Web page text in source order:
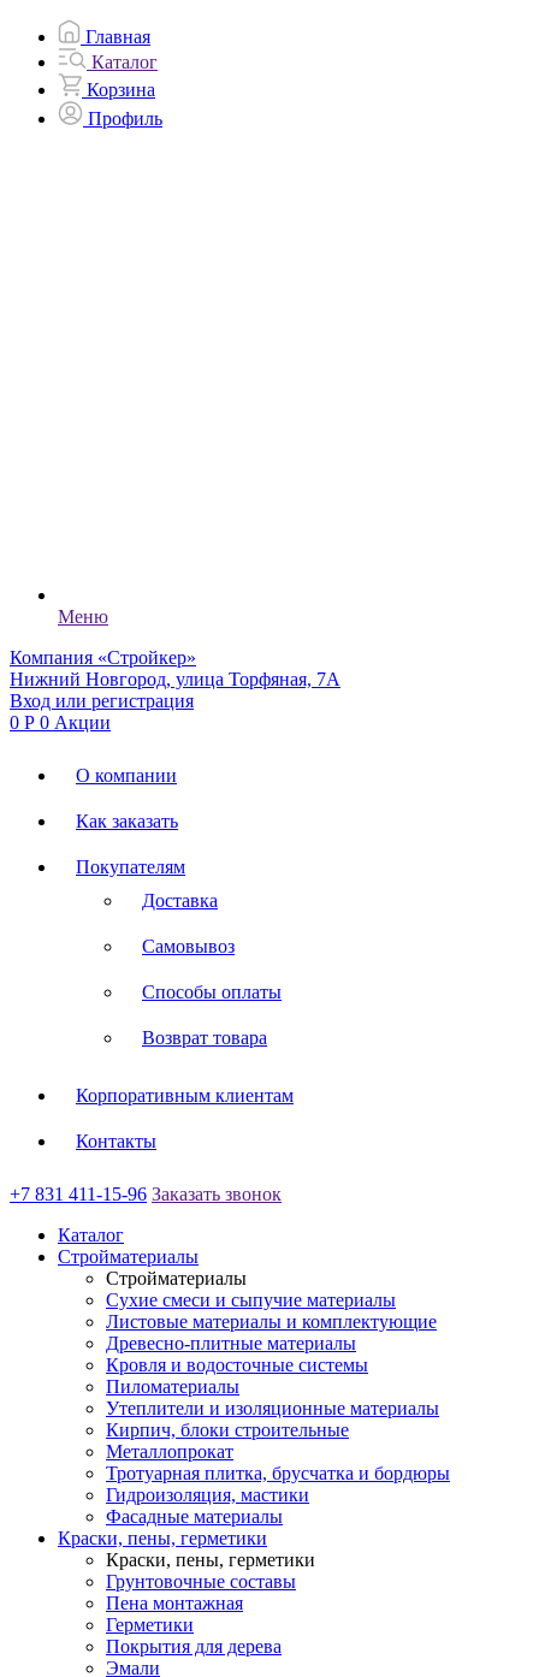
Главная
Каталог
Корзина
Профиль
Меню
Компания «Стройкер»
Нижний Новгород, улица Торфяная, 7А
Вход или регистрация
0 Р 0 Акции
О компании
Как заказать
Покупателям
Доставка
Самовывоз
Способы оплаты
Возврат товара
Корпоративным клиентам
Контакты
+7 831 411-15-96 Заказать звонок
Каталог
Стройматериалы
Стройматериалы
Сухие смеси и сыпучие материалы
Листовые материалы и комплектующие
Древесно-плитные материалы
Кровля и водосточные системы
Пиломатериалы
Утеплители и изоляционные материалы
Кирпич, блоки строительные
Металлопрокат
Тротуарная плитка, брусчатка и бордюры
Гидроизоляция, мастики
Фасадные материалы
Краски, пены, герметики
Краски, пены, герметики
Грунтовочные составы
Пена монтажная
Герметики
Покрытия для дерева
Эмали